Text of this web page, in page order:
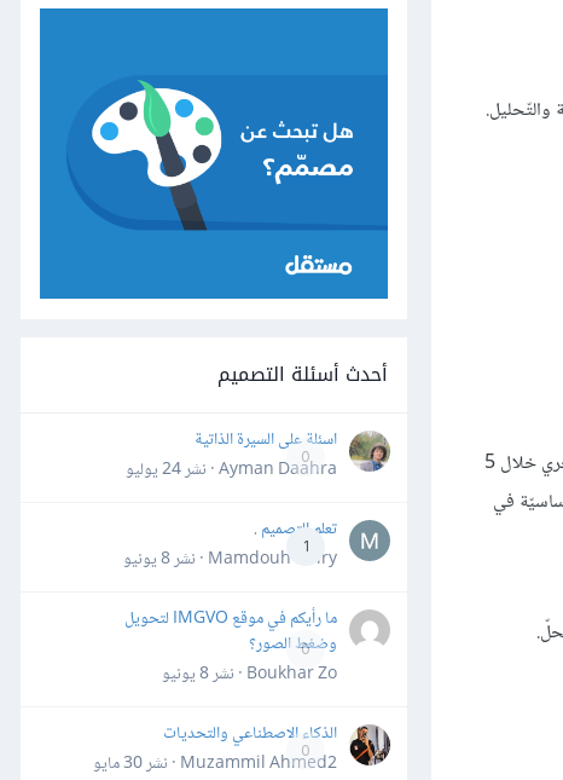
والتّحليل.
ونذكر مقاربةً مختلفةً لهذه العمليّة ممثّلةً في نموذج "سباق التّصميم من جوجل" أو جوجل ديزاين سبرينت Google Design Sprint. وهي عمليّة تجري خلال 5
في
أحدث أسئلة التصميم
0
اسئلة على السيرة الذاتية
Ayman Daahra · نشر
24 يوليو
1
تعلم التصميم .
Mamdouh Khiry · نشر
8 يونيو
0
ما رأيكم في موقع IMGVO لتحويل
وضغط الصور؟
Boukhar Zo · نشر
8 يونيو
0
الذكاء الاصطناعي والتحديات
Muzammil Ahmed2 · نشر
30 مايو